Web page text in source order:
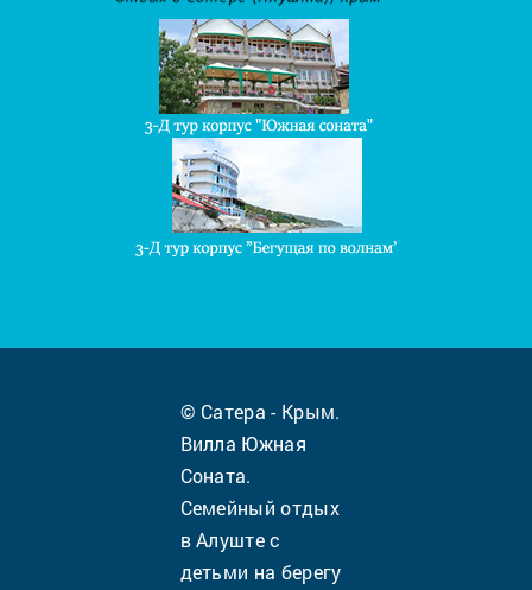
© Сатера - Крым.
Вилла Южная
Соната.
Семейный отдых
в Алуште с
детьми на берегу